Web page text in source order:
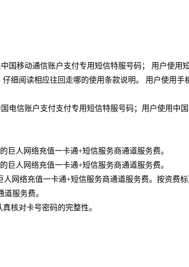
国移动通信账户支付专用短信特服号码； 用户使用
细阅读相应往回走哪的使用条款说明。 用户使用手
电信账户支付支付专用短信特服号码；用户使用中
巨人网络充值一卡通+短信服务商通道服务费。
巨人网络充值一卡通+短信服务商通道服务费。
网络充值一卡通+短信服务商通道服务费。按资费
服务费。
核对卡号密码的完整性。